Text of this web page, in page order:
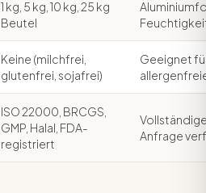
1 kg, 5 kg, 10 kg, 25 kg
Beutel
Keine (milchfrei,
glutenfrei, sojafrei)
Geeignet
ISO 22000, BRCGS,
GMP, Halal, FDA-
registriert
Anfrage